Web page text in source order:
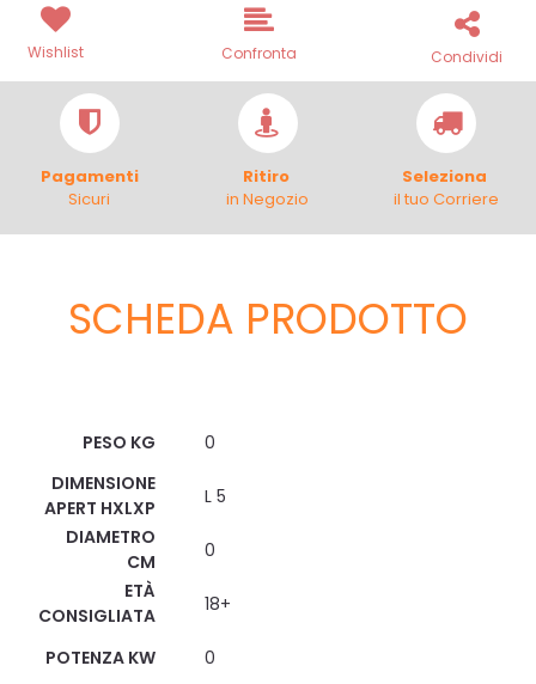
Wishlist Confronta Condividi
Pagamenti
Sicuri
Ritiro
in Negozio
Seleziona
il tuo Corriere
SCHEDA PRODOTTO
PESO KG
0
DIMENSIONE
APERT HXLXP
L 5
DIAMETRO
CM
0
ETÀ
CONSIGLIATA
18+
POTENZA KW
0